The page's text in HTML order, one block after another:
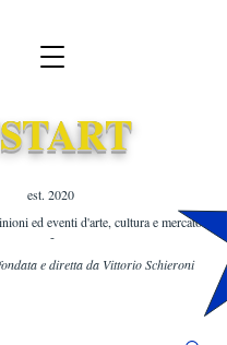
est. 2020 ​
ed eventi d'arte, cultura e mercato
-
e diretta da Vittorio Schieroni